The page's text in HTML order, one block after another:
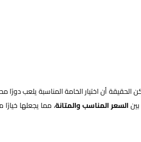
أن اختيار الخامة المناسبة يلعب دورًا
السعر المناسب والمتانة، مما يجعلها خيارًا